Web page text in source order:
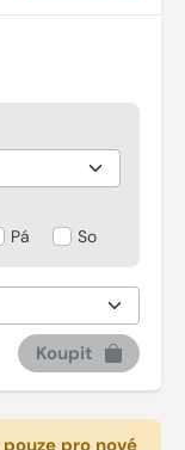
Pá So
Koupit
pro nové